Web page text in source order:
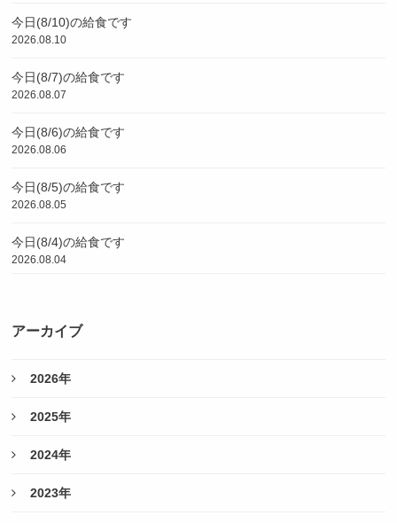
今日(8/10)の給食です
2026.08.10
今日(8/7)の給食です
2026.08.07
今日(8/6)の給食です
2026.08.06
今日(8/5)の給食です
2026.08.05
今日(8/4)の給食です
2026.08.04
アーカイブ
2026年
2025年
2024年
2023年